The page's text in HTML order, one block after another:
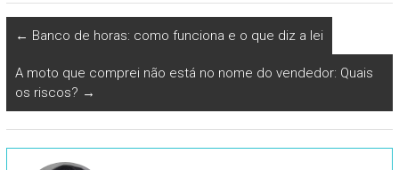
← Banco de horas: como funciona e o que diz a lei
A moto que comprei não está no nome do vendedor: Quais
os riscos? →